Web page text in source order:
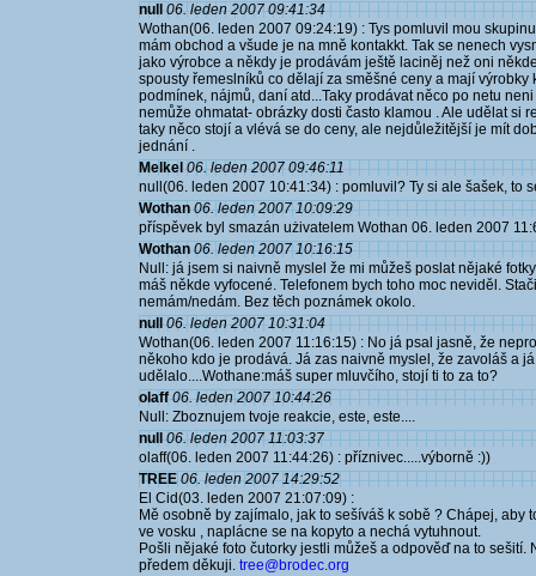
null 06. leden 2007 09:41:34
Wothan(06. leden 2007 09:24:19) : Tys pomluvil mou
mám obchod a všude je na mně kontakkt. Tak se nenech
jako výrobce a někdy je prodávám ještě laciněj než oni
spousty řemeslníků co dělají za směšné ceny a mají
podmínek, nájmů, daní atd...Taky prodávat něco po netu
nemůže ohmatat- obrázky dosti často klamou . Ale udělat si
taky něco stojí a vlévá se do ceny, ale nejdůležitější je mít
jednání .
Melkel 06. leden 2007 09:46:11
null(06. leden 2007 10:41:34) : pomluvil? Ty si ale šašek, to
Wothan 06. leden 2007 10:09:29
příspěvek byl smazán użivatelem Wothan 06. leden 2007
Wothan 06. leden 2007 10:16:15
Null: já jsem si naivně myslel že mi můžeš poslat nějaké
máš někde vyfocené. Telefonem bych toho moc neviděl.
nemám/nedám. Bez těch poznámek okolo.
null 06. leden 2007 10:31:04
Wothan(06. leden 2007 11:16:15) : No já psal jasně, že
někoho kdo je prodává. Já zas naivně myslel, že zavoláš a
udělalo....Wothane:máš super mluvčího, stojí ti to za to?
olaff 06. leden 2007 10:44:26
Null: Zboznujem tvoje reakcie, este, este....
null 06. leden 2007 11:03:37
olaff(06. leden 2007 11:44:26) : příznivec.....výborně :))
TREE 06. leden 2007 14:29:52
El Cid(03. leden 2007 21:07:09) :
Mě osobně by zajímalo, jak to sešíváš k sobě ? Chápej,
ve vosku , naplácne se na kopyto a nechá vytuhnout.
Pošli nějaké foto čutorky jestli můžeš a odpověď na to
předem děkuji. tree@brodec.org